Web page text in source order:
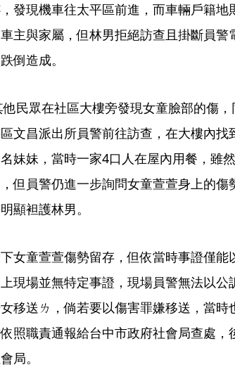
發現機車往太平區前進，而車輛戶籍地
主與家屬，但林男拒絕訪查且掛斷員警
倒造成。
民眾在社區大樓旁發現女童臉部的傷
文昌派出所員警前往訪查，在大樓內找
妹妹，當時一家4口人在屋內用餐，雖
但員警仍進一步詢問女童萱萱身上的傷
顯袒護林男。
女童萱萱傷勢留存，但依當時事證僅能
現場並無特定事證，現場員警無法以公
移送ㄌ，倘若要以傷害罪嫌移送，當時
照職責通報給台中市政府社會局查處，
局。